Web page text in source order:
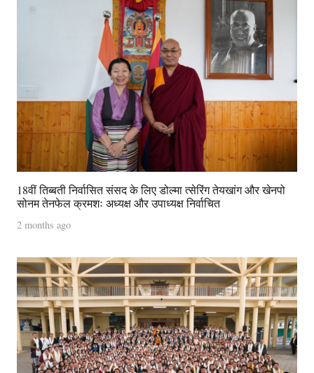
18वीं तिब्बती निर्वासित संसद के लिए डोल्मा त्सेरिंग तेयखांग और खेनपो
सोनम तेनफेल क्रमशः अध्यक्ष और उपाध्यक्ष निर्वाचित
2 months ago